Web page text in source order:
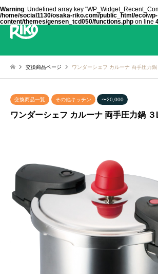
Warning: Undefined array key
/home/social1130/osaka-riko.com/public_html/eco/wp-
content/themes/gensen_tcd050/functions.php on line
交換商品ページ ワンダーシェフ カルーナ 両手圧力
交換商品一覧 その他キッチン 〜20,000
ワンダーシェフ カルーナ 両手圧力鍋